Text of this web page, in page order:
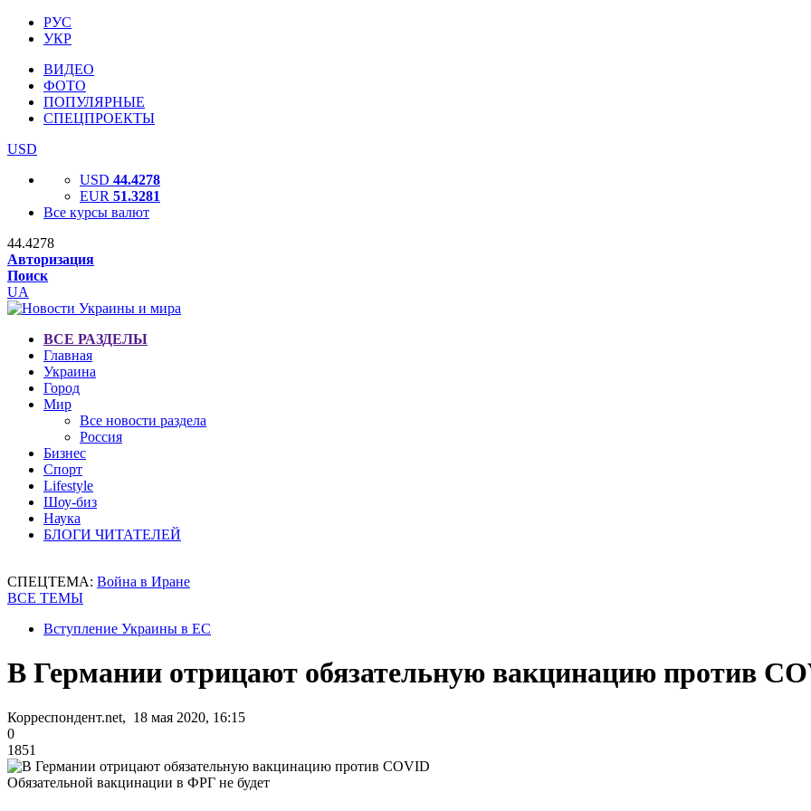
РУС
УКР
ВИДЕО
ФОТО
ПОПУЛЯРНЫЕ
СПЕЦПРОЕКТЫ
USD
USD 44.4278
EUR 51.3281
Все курсы валют
44.4278
Авторизация
Поиск
UA
ВСЕ РАЗДЕЛЫ
Главная
Украина
Город
Мир
Все новости раздела
Россия
Бизнес
Спорт
Lifestyle
Шоу-биз
Наука
БЛОГИ ЧИТАТЕЛЕЙ
СПЕЦТЕМА: Война в Иране
ВСЕ ТЕМЫ
Вступление Украины в ЕС
В Германии отрицают обязательную вакцинацию против
Корреспондент.net, 18 мая 2020, 16:15
0
1851
Обязательной вакцинации в ФРГ не будет